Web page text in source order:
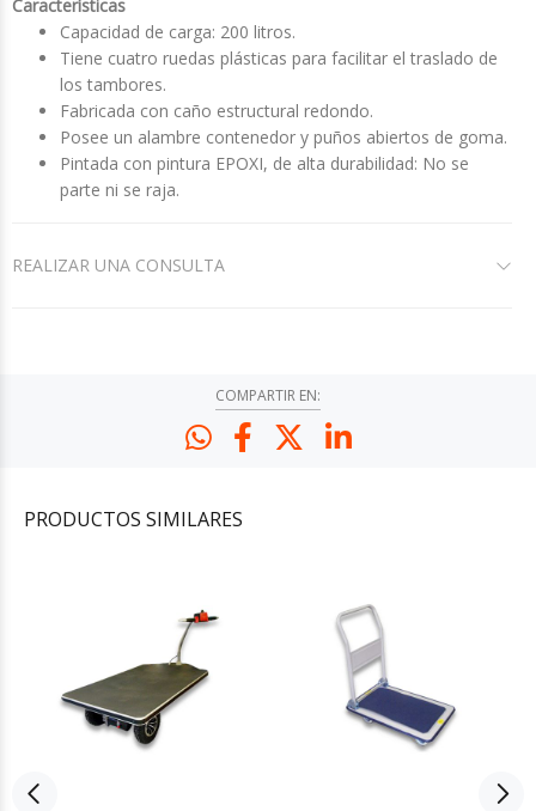
Características
Capacidad de carga: 200 litros.
Tiene cuatro ruedas plásticas para facilitar el traslado de
los tambores.
Fabricada con caño estructural redondo.
Posee un alambre contenedor y puños abiertos de goma.
Pintada con pintura EPOXI, de alta durabilidad: No se
parte ni se raja.
REALIZAR UNA CONSULTA
COMPARTIR EN:
PRODUCTOS SIMILARES